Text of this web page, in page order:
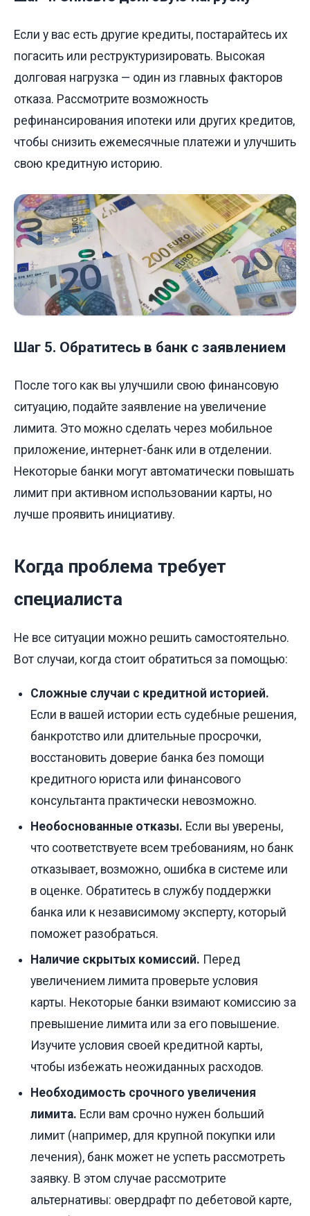
Если у вас есть другие кредиты, постарайтесь их
погасить или реструктуризировать. Высокая
долговая нагрузка — один из главных факторов
отказа. Рассмотрите возможность
рефинансирования ипотеки или других кредитов,
чтобы снизить ежемесячные платежи и улучшить
свою кредитную историю.
Шаг 5. Обратитесь в банк с заявлением
После того как вы улучшили свою финансовую
ситуацию, подайте заявление на увеличение
лимита. Это можно сделать через мобильное
приложение, интернет-банк или в отделении.
Некоторые банки могут автоматически повышать
лимит при активном использовании карты, но
лучше проявить инициативу.
Когда проблема требует
специалиста
Не все ситуации можно решить самостоятельно.
Вот случаи, когда стоит обратиться за помощью:
Сложные случаи с кредитной историей.
Если в вашей истории есть судебные решения,
банкротство или длительные просрочки,
восстановить доверие банка без помощи
кредитного юриста или финансового
консультанта практически невозможно.
Необоснованные отказы. Если вы уверены,
что соответствуете всем требованиям, но банк
отказывает, возможно, ошибка в системе или
в оценке. Обратитесь в службу поддержки
банка или к независимому эксперту, который
поможет разобраться.
Наличие скрытых комиссий. Перед
увеличением лимита проверьте условия
карты. Некоторые банки взимают комиссию за
превышение лимита или за его повышение.
Изучите условия своей кредитной карты,
чтобы избежать неожиданных расходов.
Необходимость срочного увеличения
лимита. Если вам срочно нужен больший
лимит (например, для крупной покупки или
лечения), банк может не успеть рассмотреть
заявку. В этом случае рассмотрите
альтернативы: овердрафт по дебетовой карте,